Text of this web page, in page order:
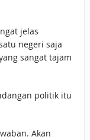
jelas
negeri saja
sangat tajam
politik itu
Akan